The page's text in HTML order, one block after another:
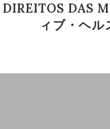
DIREITOS DAS
ィブ・ヘ